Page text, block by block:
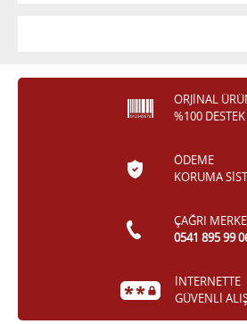
ORJİNAL
%100 DESTEK
ÖDEME
KORUMA
ÇAĞRI
0541 895 99
İNTERNETTE
GÜVENLİ